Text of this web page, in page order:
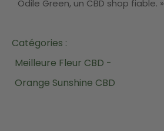
Odile Green, un CBD shop fiable. »
Catégories :
Meilleure Fleur CBD -
Orange Sunshine CBD